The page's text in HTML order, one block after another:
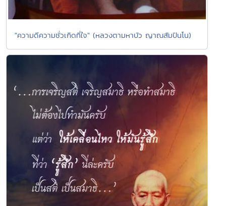
"ความดีความชั่วเกิดที่ใจ" (หลวงตามหาบัว ญาณสัมปันโน)